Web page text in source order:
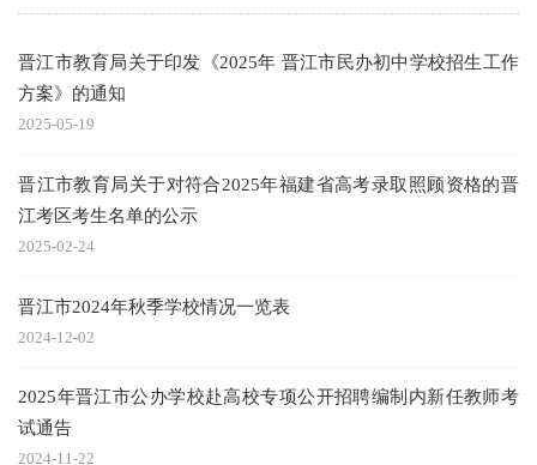
晋江市教育局关于印发《2025年 晋江市民办初中学校招生工作
方案》的通知
2025-05-19
晋江市教育局关于对符合2025年福建省高考录取照顾资格的晋
江考区考生名单的公示
2025-02-24
晋江市2024年秋季学校情况一览表
2024-12-02
2025年晋江市公办学校赴高校专项公开招聘编制内新任教师考
试通告
2024-11-22